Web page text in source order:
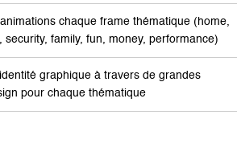
chaque frame thématique (home,
security, family, fun, money, performance)
graphique à travers de grandes
pour chaque thématique